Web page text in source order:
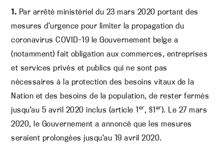
1. Par arrêté ministériel du 23 mars 2020 portant des
mesures d’urgence pour limiter la propagation du
coronavirus COVID-19 le Gouvernement belge a
(notamment) fait obligation aux commerces, entreprises
et services privés et publics qui ne sont pas
nécessaires à la protection des besoins vitaux de la
Nation et des besoins de la population, de rester fermés
jusqu’au 5 avril 2020 inclus (article 1er, §1er). Le 27 mars
2020, le Gouvernement a annoncé que les mesures
seraient prolongées jusqu’au 19 avril 2020.